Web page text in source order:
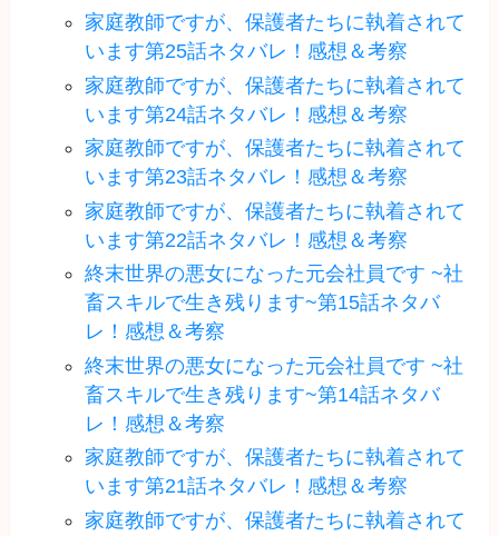
家庭教師ですが、保護者たちに執着されて
います第25話ネタバレ！感想＆考察
家庭教師ですが、保護者たちに執着されて
います第24話ネタバレ！感想＆考察
家庭教師ですが、保護者たちに執着されて
います第23話ネタバレ！感想＆考察
家庭教師ですが、保護者たちに執着されて
います第22話ネタバレ！感想＆考察
終末世界の悪女になった元会社員です ~社
畜スキルで生き残ります~第15話ネタバ
レ！感想＆考察
終末世界の悪女になった元会社員です ~社
畜スキルで生き残ります~第14話ネタバ
レ！感想＆考察
家庭教師ですが、保護者たちに執着されて
います第21話ネタバレ！感想＆考察
家庭教師ですが、保護者たちに執着されて